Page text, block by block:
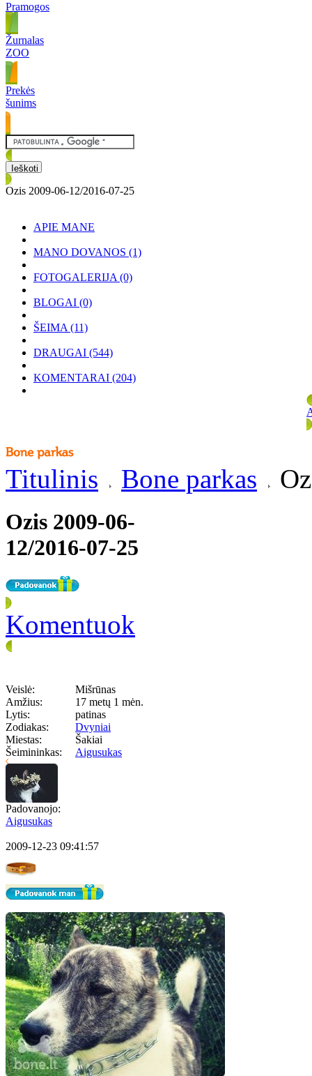
Pramogos
Žurnalas
ZOO
Prekės
šunims
Ozis 2009-06-12/2016-07-25
APIE MANE
MANO DOVANOS (1)
FOTOGALERIJA (0)
BLOGAI (0)
ŠEIMA (11)
DRAUGAI (544)
KOMENTARAI (204)
Titulinis Bone parkas
Ozis 2009-06-
12/2016-07-25
Komentuok
Veislė:
Mišrūnas
Amžius:
17 metų 1 mėn.
Lytis:
patinas
Zodiakas:
Dvyniai
Miestas:
Šakiai
Šeimininkas:
Aigusukas
Padovanojo:
Aigusukas
2009-12-23 09:41:57